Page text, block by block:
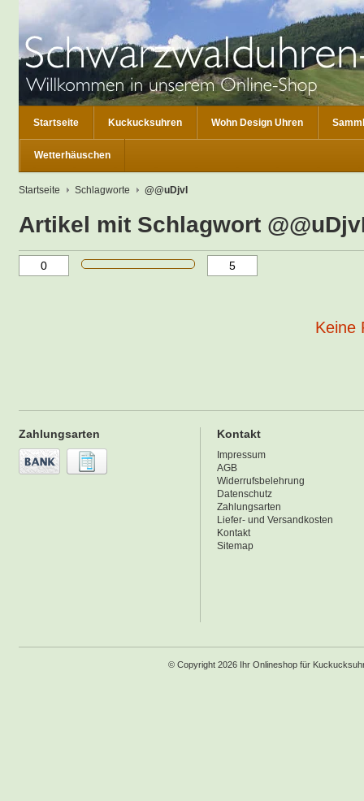
Startseite Kuckucksuhren Wohn Design Uhren
Wetterhäuschen
Startseite Schlagworte @@uDjvI
Artikel mit Schlagwort
Keine
Zahlungsarten Kontakt
Impressum
AGB
Widerrufsbelehrung
Datenschutz
Zahlungsarten
Liefer- und Versandkosten
Kontakt
Sitemap
© Copyright 2026 Ihr Onlineshop für